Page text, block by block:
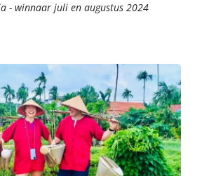
- winnaar juli en augustus 2024